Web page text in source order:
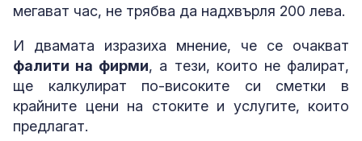
мегават час, не трябва да надхвърля 200 лева.
И двамата изразиха мнение, че се очакват
фалити на фирми, а тези, които не фалират,
ще калкулират по-високите си сметки в
крайните цени на стоките и услугите, които
предлагат.